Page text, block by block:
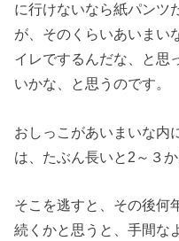
に行けないなら紙パンツ
が、そのくらいあいまい
イレでするんだな、と思
いかな、と思うのです。
おしっこがあいまいな内
は、たぶん長いと2～３
そこを逃すと、その後何
続くかと思うと、手間な